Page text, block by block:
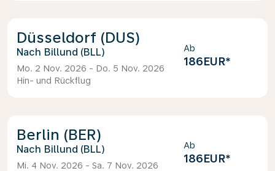
Düsseldorf (DUS)
Billund (BLL)
Mo. 2 Nov. 2026 - Do. 5 Nov. 2026
Hin- und Rückflug
Ab
186EUR*
Berlin (BER)
Billund (BLL)
Mi. 4 Nov. 2026 - Sa. 7 Nov. 2026
Ab
186EUR*